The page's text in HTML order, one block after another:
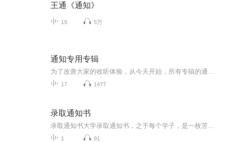
王通《通知》
19 5万
通知专用专辑
17 1477
录取通知书
1 91